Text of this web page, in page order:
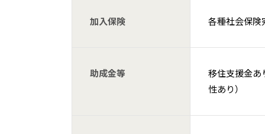
加入保険 各種社会保険
助成金等
移住支援金あ
性あり）